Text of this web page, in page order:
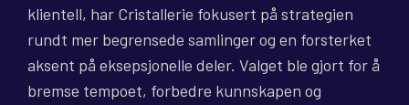
klientell, har Cristallerie fokusert på strategien
rundt mer begrensede samlinger og en forsterket
aksent på eksepsjonelle deler. Valget ble gjort for å
bremse tempoet, forbedre kunnskapen og